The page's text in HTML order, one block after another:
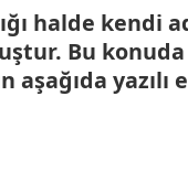
halde kendi
Bu
aşağıda